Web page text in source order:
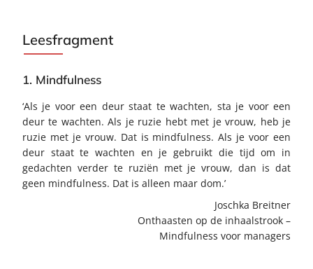
Leesfragment
1. Mindfulness
‘Als je voor een deur staat te wachten, sta je voor een
deur te wachten. Als je ruzie hebt met je vrouw, heb je
ruzie met je vrouw. Dat is mindfulness. Als je voor een
deur staat te wachten en je gebruikt die tijd om in
gedachten verder te ruziën met je vrouw, dan is dat
geen mindfulness. Dat is alleen maar dom.’
Joschka Breitner
Onthaasten op de inhaalstrook –
Mindfulness voor managers